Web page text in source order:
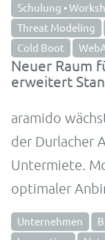
Schulung •
Threat Modeling
Cold Boot
Neuer Raum
erweitert
aramido
der Durlacher
Untermiete.
optimaler
Unternehmen